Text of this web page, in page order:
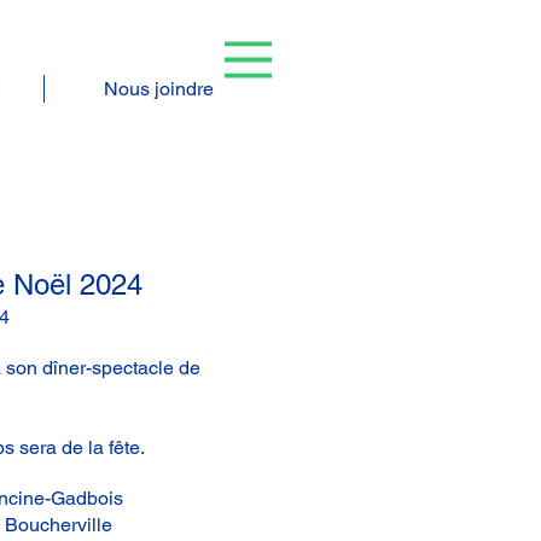
Nous joindre
Noël 2024
dîner-spectacle de
sera de la fête.
Gadbois
Boucherville